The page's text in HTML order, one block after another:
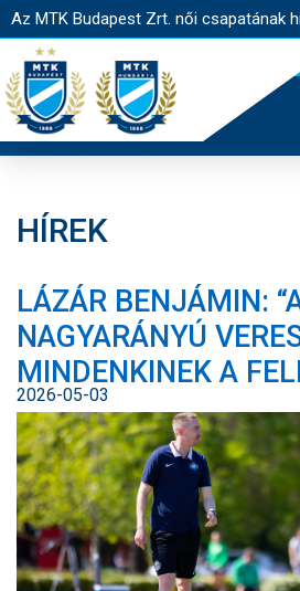
Az MTK Budapest Zrt. női csapatának
JEGYÉRTÉKESÍTÉS
EGYESÜLET
NYITÓLAP
HÍREK
CSAPAT
HÍREK
LÁZÁR BENJÁMIN:
NAGYARÁNYÚ
MINDENKINEK A
2026-05-03